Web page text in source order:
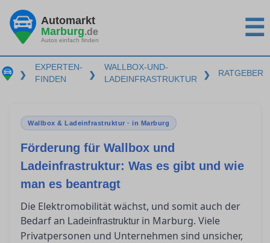
Automarkt
Marburg.de
Autos einfach finden ☰
❯
EXPERTEN-
FINDEN
❯
WALLBOX-UND-
LADEINFRASTRUKTUR
❯ RATGEBER
Wallbox & Ladeinfrastruktur · in Marburg
Förderung für Wallbox und
Ladeinfrastruktur: Was es gibt und wie
man es beantragt
Die Elektromobilität wächst, und somit auch der
Bedarf an Ladeinfrastruktur in Marburg. Viele
Privatpersonen und Unternehmen sind unsicher,